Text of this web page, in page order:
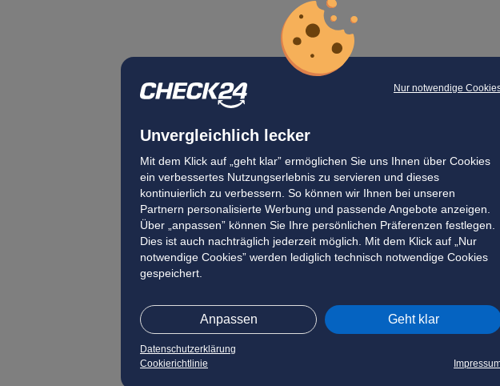
Nur notwendige
Unvergleichlich lecker
Mit dem Klick auf „geht klar” ermöglichen Sie uns Ihnen über Cookies
ein verbessertes Nutzungserlebnis zu servieren und dieses
kontinuierlich zu verbessern. So können wir Ihnen bei unseren
Partnern personalisierte Werbung und passende Angebote anzeigen.
Über „anpassen” können Sie Ihre persönlichen Präferenzen festlegen.
Dies ist auch nachträglich jederzeit möglich. Mit dem Klick auf „Nur
notwendige Cookies” werden lediglich technisch notwendige Cookies
gespeichert.
Anpassen Geht klar
Datenschutzerklärung
Cookierichtlinie